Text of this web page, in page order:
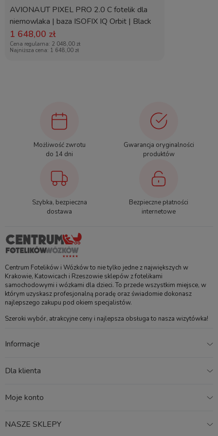
Filtry UV50+ zapewnia odpowiednią ochronę przed słońcem,
a możliwość regulacji daszka zapewni też dodatkową osłonę
przed wiatrem, deszczem czy upałem. Wewnątrz natomiast
będzie sporo miejsca dla dziecka aby podróż była jeszcze
Bebetto Loren Premium Class
spód gondoli zrobiony
zimna oraz wodoodporność oraz znacząco zmniejsza jej wagę.
całkiem na płasko.
Dopuszczalne obciążenie
gondoli
Waga gondoli
4,1 kg
Waga stelaża z gondolą
12,4 kg
gondoli
Waga spacerówki
5,3 kg
stelażem
Waga stelaża
8,3 kg
AVIONAUT PIXEL PRO 2.0 C fotelik dla
niemowlaka | baza ISOFIX IQ Orbit | Black
1 648,00 zł
Cena regularna: 2 048,00 zł
Najniższa cena: 1 648,00 zł
Możliwość zwrotu
do 14 dni
Gwarancja oryginalności
produktów
Szybka, bezpieczna
dostawa
Bezpieczne płatności
internetowe
Centrum Fotelików i Wózków to nie tylko jedne z największych w
Krakowie, Katowicach i Rzeszowie sklepów z fotelikami
samochodowymi i wózkami dla dzieci. To przede wszystkim miejsce, w
którym uzyskasz profesjonalną poradę oraz świadomie dokonasz
najlepszego zakupu pod okiem specjalistów.
Szeroki wybór, atrakcyjne ceny i najlepsza obsługa to nasza wizytówka!
Informacje
Dla klienta
Moje konto
NASZE SKLEPY